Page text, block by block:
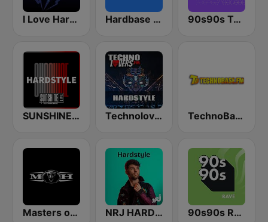
I Love Hardstyle Hardbase FM 90s90s Techno
SUNSHINE LIVE - Hardstyle Technolovers - HARDSTYLE TechnoBase.FM
Masters of Hardcore NRJ HARDSTYLE 90s90s Rave